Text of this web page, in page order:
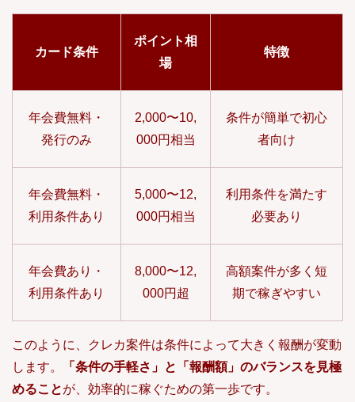
カード条件
ポイント相
場
特徴
年会費無料・
発行のみ
2,000〜10,
000円相当
条件が簡単で初心
者向け
年会費無料・
利用条件あり
5,000〜12,
000円相当
利用条件を満たす
必要あり
年会費あり・
利用条件あり
8,000〜12,
000円超
高額案件が多く短
期で稼ぎやすい
このように、クレカ案件は条件によって大きく報酬が変動
します。
「条件の手軽さ」と「報酬額」のバランスを見極
めることが、効率的に稼ぐための第一歩です。